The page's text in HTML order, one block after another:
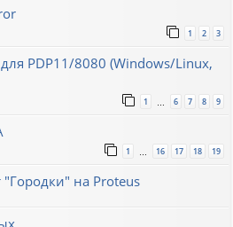
1 2 3
PDP11/8080 (Windows/Linux,
1 6 7 8 9
1 16 17 18 19
на Proteus